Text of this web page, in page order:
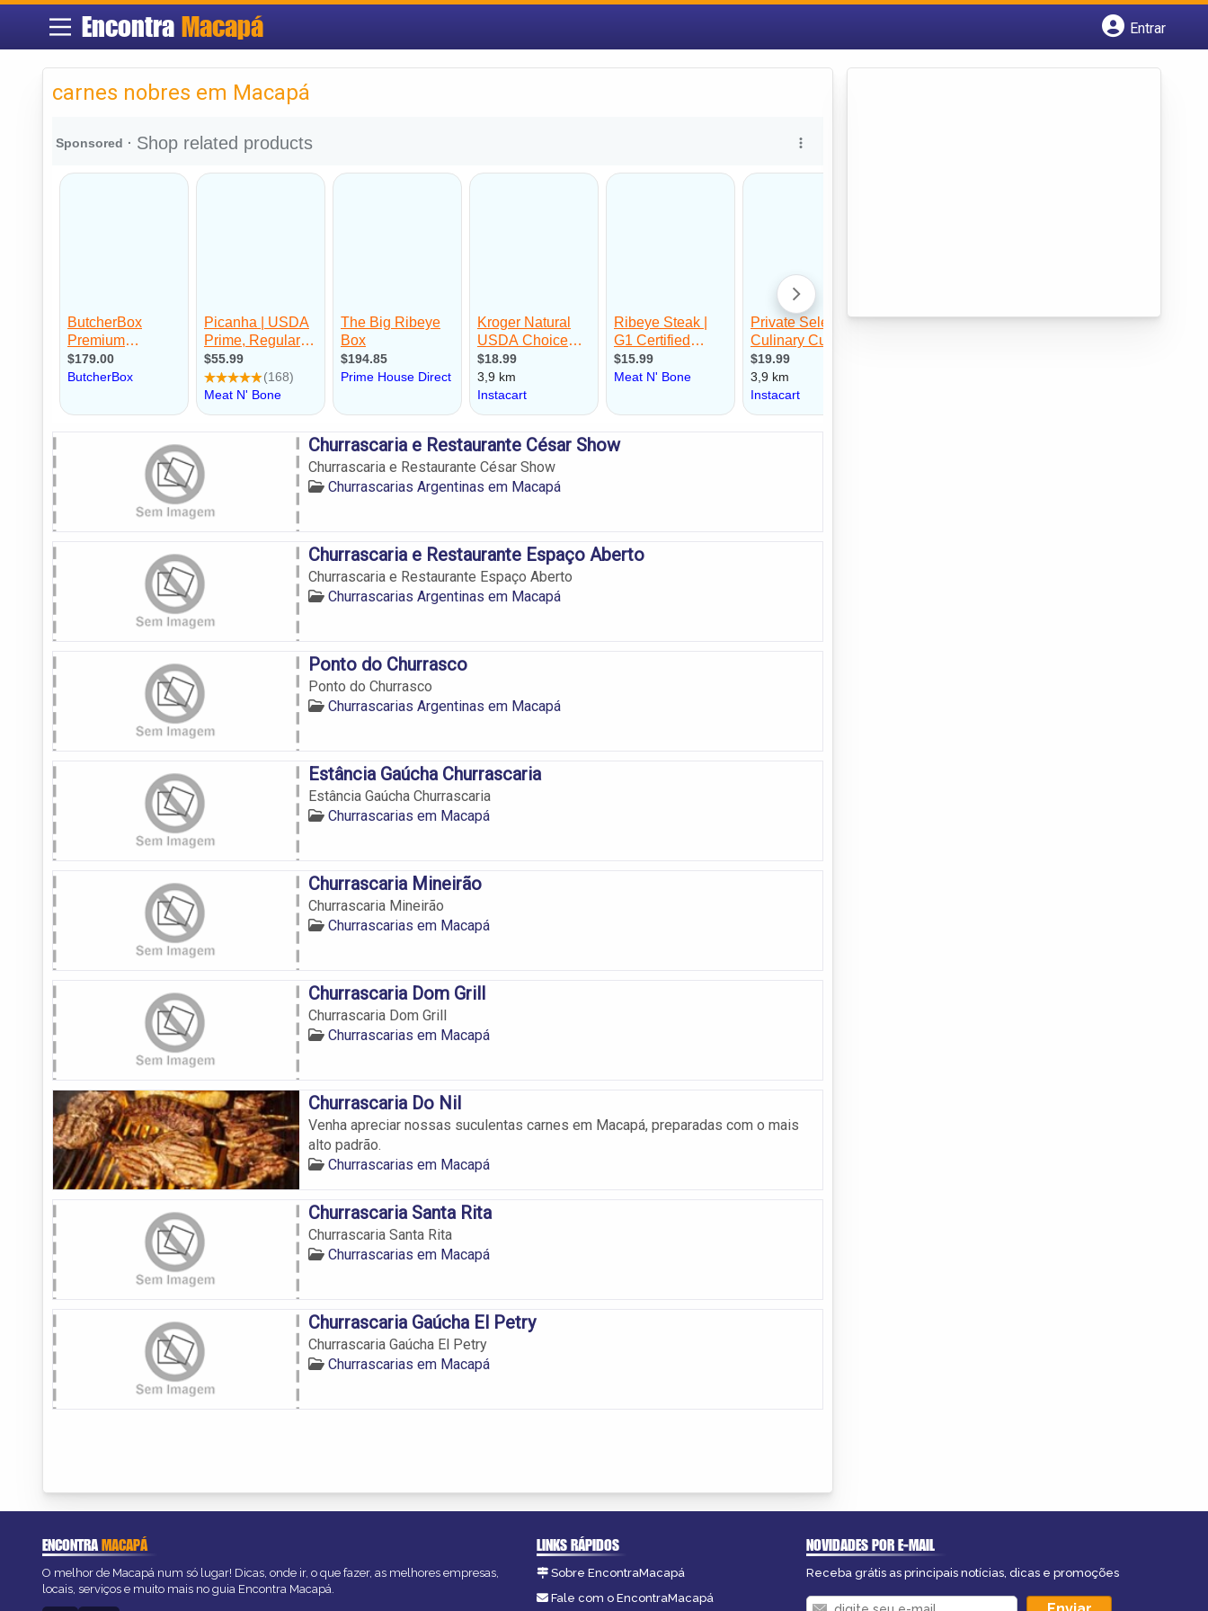
Encontra Macapá
Entrar
carnes nobres em Macapá
Churrascaria e Restaurante César Show
Churrascaria e Restaurante César Show
Churrascarias Argentinas em Macapá
Churrascaria e Restaurante Espaço Aberto
Churrascaria e Restaurante Espaço Aberto
Churrascarias Argentinas em Macapá
Ponto do Churrasco
Ponto do Churrasco
Churrascarias Argentinas em Macapá
Estância Gaúcha Churrascaria
Estância Gaúcha Churrascaria
Churrascarias em Macapá
Churrascaria Mineirão
Churrascaria Mineirão
Churrascarias em Macapá
Churrascaria Dom Grill
Churrascaria Dom Grill
Churrascarias em Macapá
Churrascaria Do Nil
Venha apreciar nossas suculentas carnes em Macapá, preparadas com o mais
alto padrão.
Churrascarias em Macapá
Churrascaria Santa Rita
Churrascaria Santa Rita
Churrascarias em Macapá
Churrascaria Gaúcha El Petry
Churrascaria Gaúcha El Petry
Churrascarias em Macapá
ENCONTRAMACAPÁ
O melhor de Macapá num só lugar! Dicas, onde ir, o que fazer, as melhores empresas,
locais, serviços e muito mais no guia Encontra Macapá.
LINKS RÁPIDOS
Sobre EncontraMacapá
Fale com o EncontraMacapá
NOVIDADES POR E-MAIL
Receba grátis as principais notícias, dicas e promoções